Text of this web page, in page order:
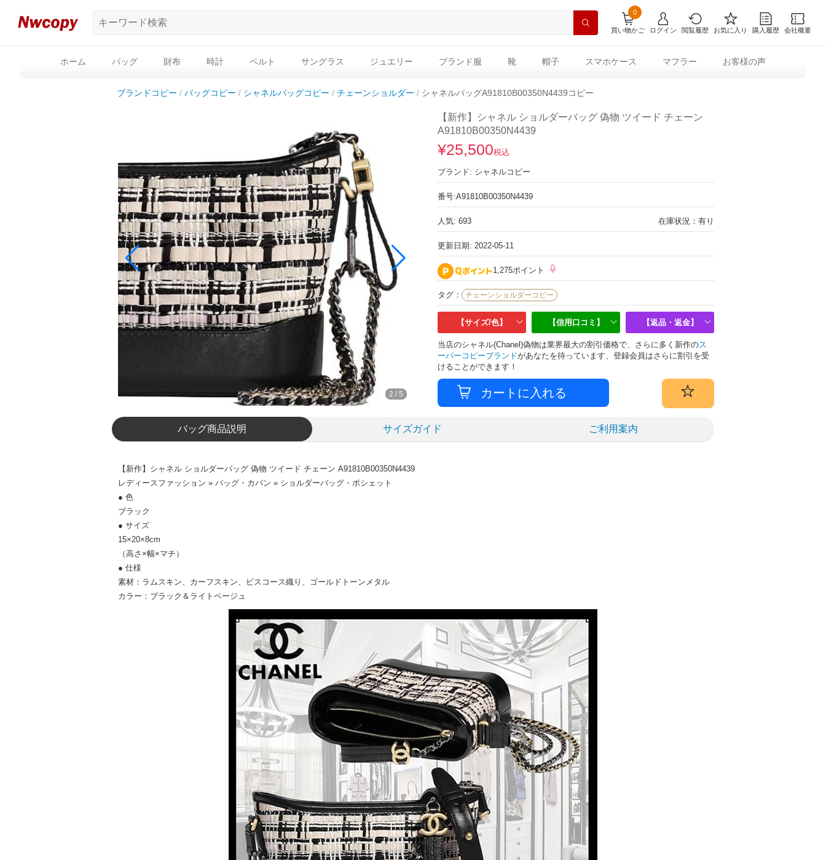
買い物かご
0
ログイン 閲覧履歴 お気に入り 購入履歴 会社概要
ホーム バッグ 財布 時計 ベルト サングラス ジュエリー ブランド服 靴 帽子 スマホケース マフラー お客様の声
ブランドコピー バッグコピー シャネルバッグコピー チェーンショルダー シャネルバッグA91810B00350N4439コピー
3 / 5
【新作】シャネル ショルダーバッグ 偽物 ツイード チェーン
A91810B00350N4439
¥25,500税込
ブランド: シャネルコピー
番号:A91810B00350N4439
人気: 693 在庫状況：有り
更新日期: 2022-05-11
1,275ポイント
タグ： チェーンショルダーコピー
【サイズ/色】 【信用口コミ】 【返品・返金】
当店のシャネル(Chanel)偽物は業界最大の割引価格で、さらに多く新作のス
ーパーコピーブランドがあなたを待っています、登録会員はさらに割引を受
けることができます！
バッグ商品説明 サイズガイド ご利用案内
【新作】シャネル ショルダーバッグ 偽物 ツイード チェーン A91810B00350N4439
レディースファッション » バッグ・カバン » ショルダーバッグ・ポシェット
● 色
ブラック
● サイズ
15×20×8cm
（高さ×幅×マチ）
● 仕様
素材：ラムスキン、カーフスキン、ビスコース織り、ゴールドトーンメタル
カラー：ブラック＆ライトベージュ